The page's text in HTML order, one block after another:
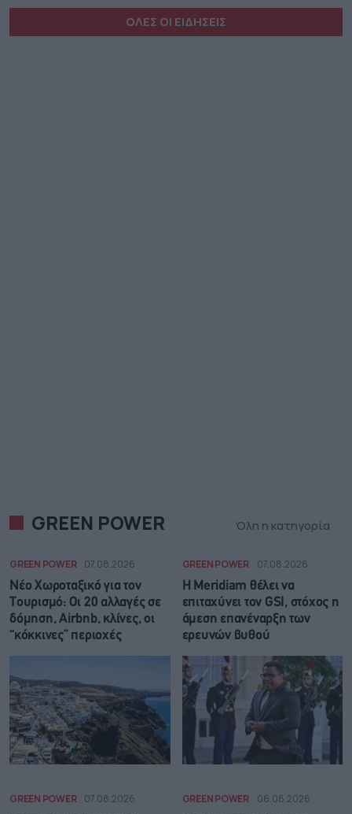
ΟΛΕΣ ΟΙ ΕΙΔΗΣΕΙΣ
GREEN POWER Όλη η κατηγορία
GREEN POWER 07.08.2026
Νέο Χωροταξικό για τον
Τουρισμό: Οι 20 αλλαγές σε
δόμηση, Airbnb, κλίνες, οι
“κόκκινες” περιοχές
GREEN POWER 07.08.2026
Η Meridiam θέλει να
επιταχύνει τον GSI, στόχος η
άμεση επανέναρξη των
ερευνών βυθού
GREEN POWER 07.08.2026 GREEN POWER 06.08.2026